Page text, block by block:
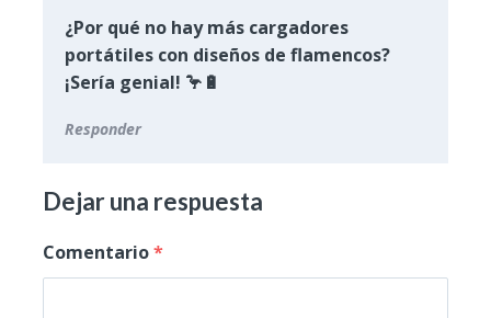
¿Por qué no hay más cargadores
portátiles con diseños de flamencos?
¡Sería genial! 🦩🔋
Responder
Dejar una respuesta
Comentario*